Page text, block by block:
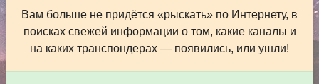
Вам больше не придётся «рыскать» по Интернету, в
поисках свежей информации о том, какие каналы и
на каких транспондерах — появились, или ушли!